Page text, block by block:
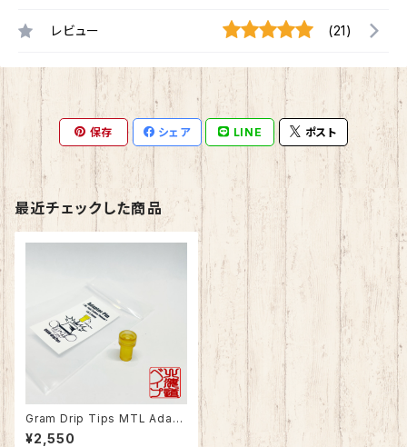
レビュー (21)
保存 シェア LINE ポスト
最近チェックした商品
Gram Drip Tips MTL Adapt
or
¥2,550